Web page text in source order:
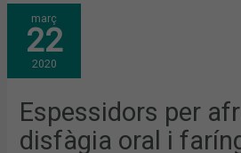
març
22
2020
Espessidors per
disfàgia oral i
ESPESSIDORS
PER
AFRONTAR
LA
DISFÀGIA
ORAL
I